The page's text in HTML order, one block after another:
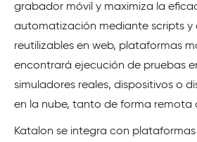
grabador móvil y maximiza la
automatización mediante scripts y
reutilizables en web, plataformas
encontrará ejecución de pruebas
simuladores reales, dispositivos o
en la nube, tanto de forma remota
Katalon se integra con